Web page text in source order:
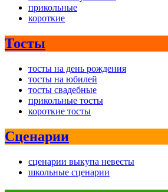
прикольные
короткие
Тосты
тосты на день рождения
тосты на юбилей
тосты свадебные
прикольные тосты
короткие тосты
Сценарии
сценарии выкупа невесты
школьные сценарии